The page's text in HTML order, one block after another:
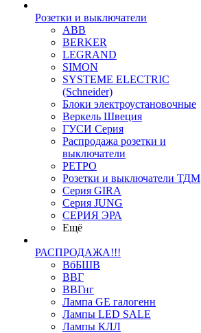
Розетки и выключатели
ABB
BERKER
LEGRAND
SIMON
SYSTEME ELECTRIC
(Schneider)
Блоки электроустановочные
Веркель Швеция
ГУСИ Серия
Распродажа розетки и
выключатели
РЕТРО
Розетки и выключатели ТДМ
Серия GIRA
Серия JUNG
СЕРИЯ ЭРА
Ещё
РАСПРОДАЖА!!!
ВбБШВ
ВВГ
ВВГнг
Лампа GE галогенн
Лампы LED SALE
Лампы КЛЛ